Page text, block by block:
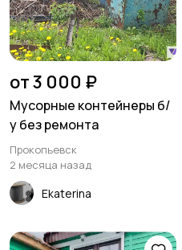
от 3 000 ₽
Мусорные контейнеры б/
у без ремонта
Прокопьевск
2 месяца назад
Ekaterina